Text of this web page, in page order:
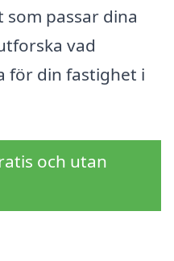
passar dina
vad
för din fastighet i
och utan